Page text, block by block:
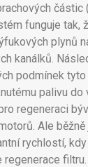
funguje tak,
plynů
kanálků.
podmínek
palivu do
regeneraci
Ale
rychlostí,
regenerace filtru.